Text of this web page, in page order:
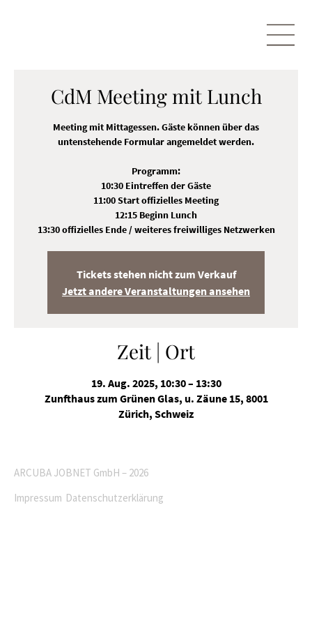
CdM Meeting mit Lunch
Meeting mit Mittagessen. Gäste können über das
untenstehende Formular angemeldet werden.
Programm:
10:30 Eintreffen der Gäste
11:00 Start offizielles Meeting
12:15 Beginn Lunch
13:30 offizielles Ende / weiteres freiwilliges Netzwerken
Tickets stehen nicht zum Verkauf
Jetzt andere Veranstaltungen ansehen
Zeit | Ort
19. Aug. 2025, 10:30 – 13:30
Zunfthaus zum Grünen Glas, u. Zäune 15, 8001
Zürich, Schweiz
ARCUBA JOBNET GmbH – 2026
Impressum Datenschutzerklärung